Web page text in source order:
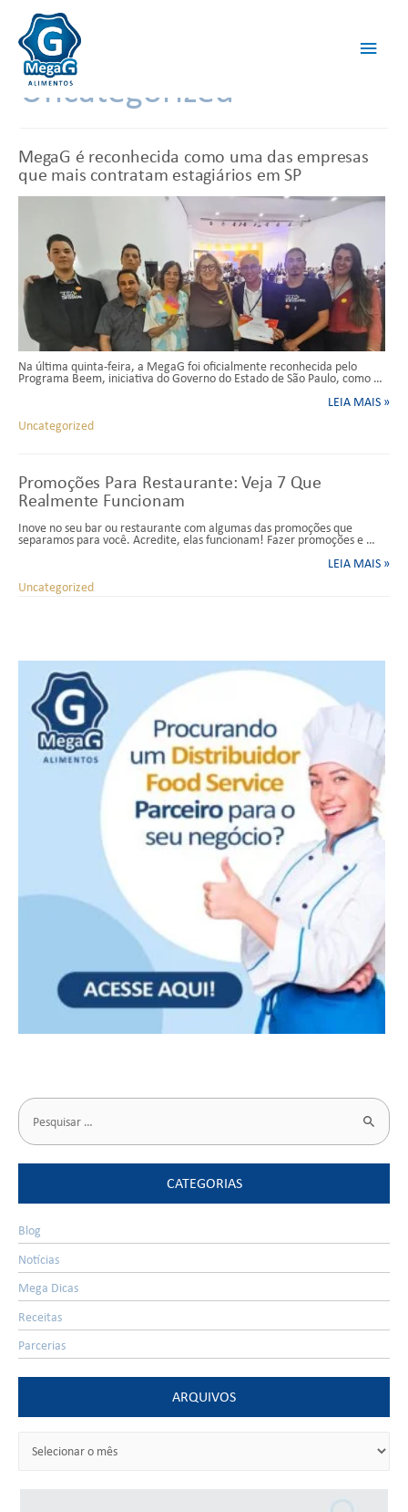
Uncategorized
MegaG é reconhecida como uma das empresas
que mais contratam estagiários em SP
Na última quinta-feira, a MegaG foi oficialmente reconhecida pelo
Programa Beem, iniciativa do Governo do Estado de São Paulo, como …
LEIA MAIS »
Uncategorized
Promoções Para Restaurante: Veja 7 Que
Realmente Funcionam
Inove no seu bar ou restaurante com algumas das promoções que
separamos para você. Acredite, elas funcionam! Fazer promoções e …
LEIA MAIS »
Uncategorized
CATEGORIAS
Blog
Notícias
Mega Dicas
Receitas
Parcerias
ARQUIVOS